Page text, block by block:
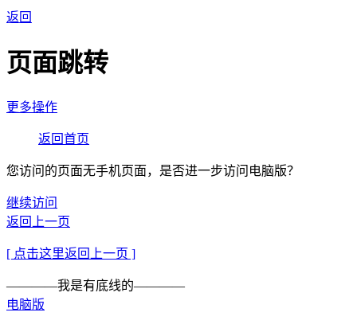
返回
页面跳转
更多操作
返回首页
您访问的页面无手机页面，是否进一步访问电脑版？
继续访问
返回上一页
[ 点击这里返回上一页 ]
————我是有底线的————
电脑版